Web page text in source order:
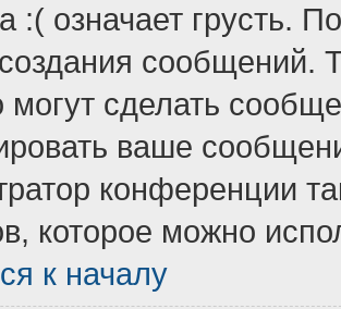
:( означает грусть.
сообщений.
могут сделать
ваше
конференции
которое можно
к началу